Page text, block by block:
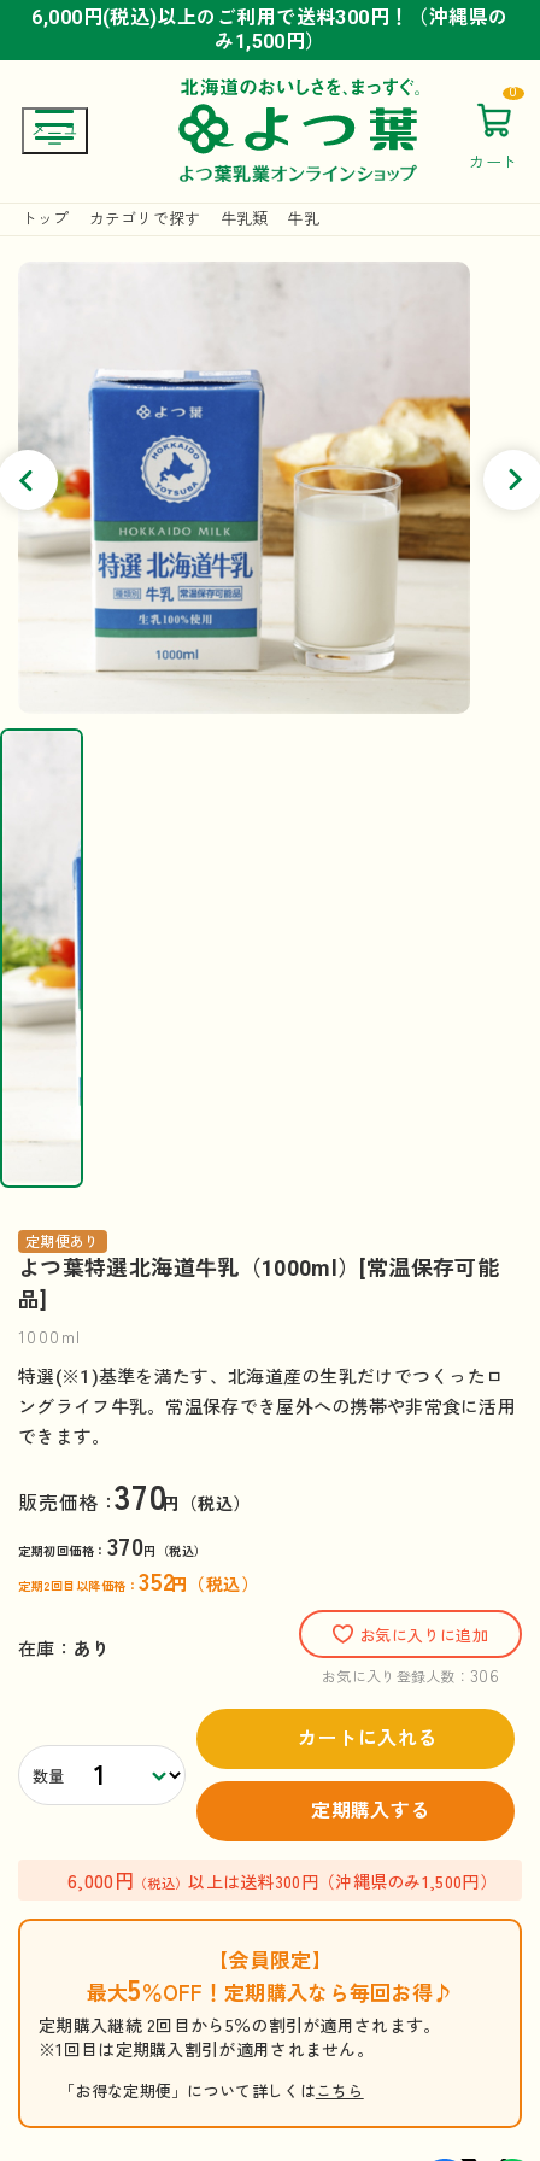
6,000円(税込)以上のご利用で送料300円！（沖縄県の
み1,500円）
6,000円(税込)以上のご利用で送料300円！（沖縄県の
み1,500円）
6,000円(税込)以上のご利用で送料300円！（沖縄県の
み1,500円）
カート
0
トップ カテゴリで探す 牛乳類 牛乳
定期便あり
よつ葉特選北海道牛乳（1000ml）[常温保存可能
品]
1000ml
特選(※1)基準を満たす、北海道産の生乳だけでつくったロ
ングライフ牛乳。常温保存でき屋外への携帯や非常食に活用
できます。
販売価格：370円（税込）
定期初回価格： 370円（税込）
定期2回目以降価格： 352円（税込）
在庫： あり
お気に入りに追加
お気に入り登録人数： 306
数量
カートに入れる
定期購入する
6,000円 （税込）以上は送料300円（沖縄県のみ1,500円）
【会員限定】
最大5％OFF！定期購入なら毎回お得♪
定期購入継続 2回目から5％の割引が適用されます。
※1回目は定期購入割引が適用されません。
「お得な定期便」について詳しくはこちら